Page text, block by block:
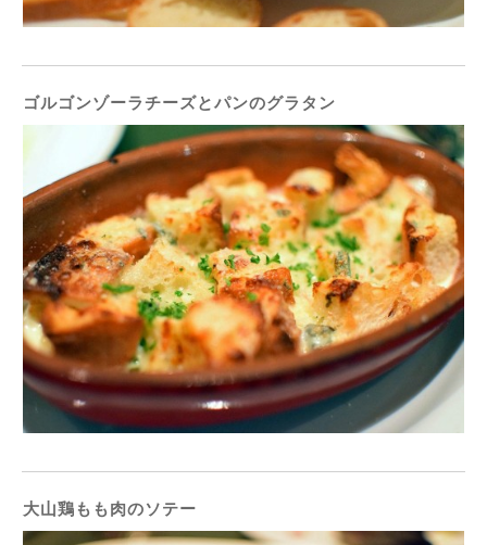
ゴルゴンゾーラチーズとパンのグラタン
大山鶏もも肉のソテー